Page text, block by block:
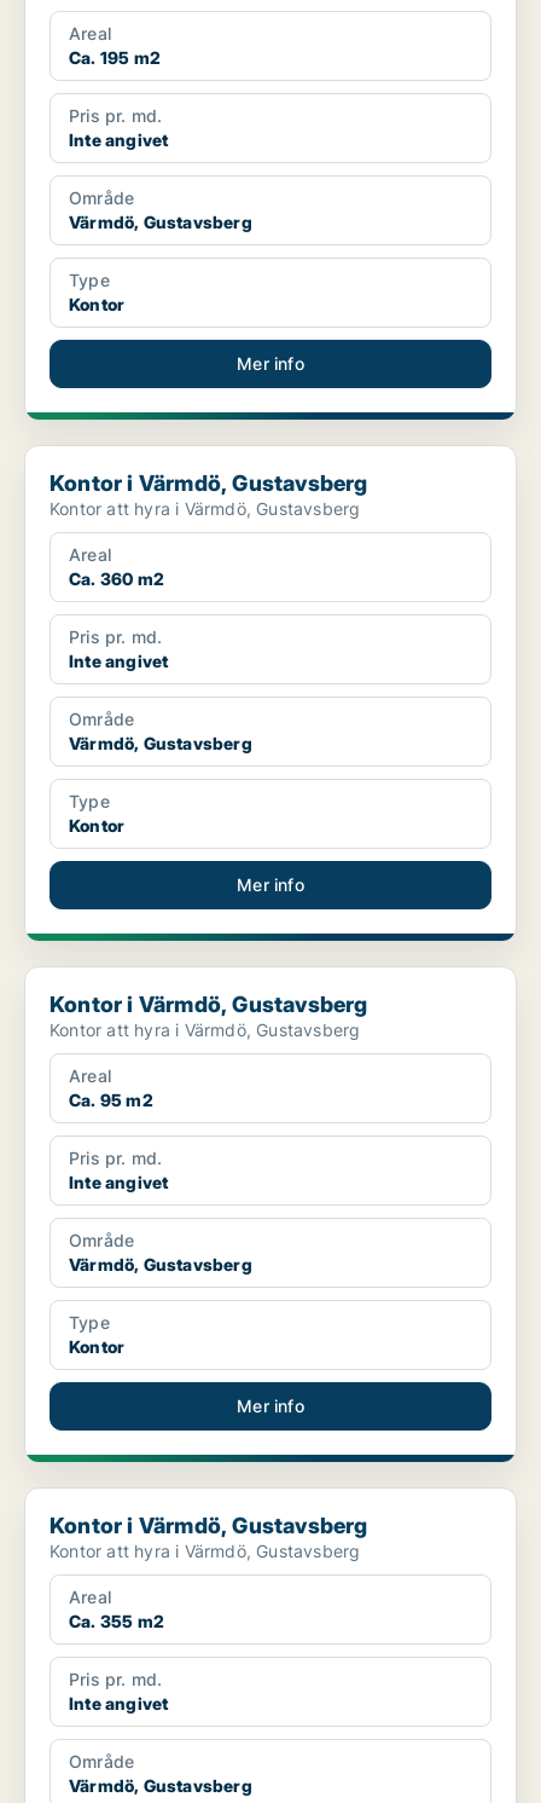
Areal
Ca. 195 m2
Pris pr. md.
Inte angivet
Område
Värmdö, Gustavsberg
Type
Kontor
Mer info
Kontor i Värmdö, Gustavsberg
Kontor i Värmdö, Gustavsberg
Kontor att hyra i Värmdö, Gustavsberg
Areal
Ca. 360 m2
Pris pr. md.
Inte angivet
Område
Värmdö, Gustavsberg
Type
Kontor
Mer info
Kontor i Värmdö, Gustavsberg
Kontor i Värmdö, Gustavsberg
Kontor att hyra i Värmdö, Gustavsberg
Areal
Ca. 95 m2
Pris pr. md.
Inte angivet
Område
Värmdö, Gustavsberg
Type
Kontor
Mer info
Kontor i Värmdö, Gustavsberg
Kontor i Värmdö, Gustavsberg
Kontor att hyra i Värmdö, Gustavsberg
Areal
Ca. 355 m2
Pris pr. md.
Inte angivet
Område
Värmdö, Gustavsberg